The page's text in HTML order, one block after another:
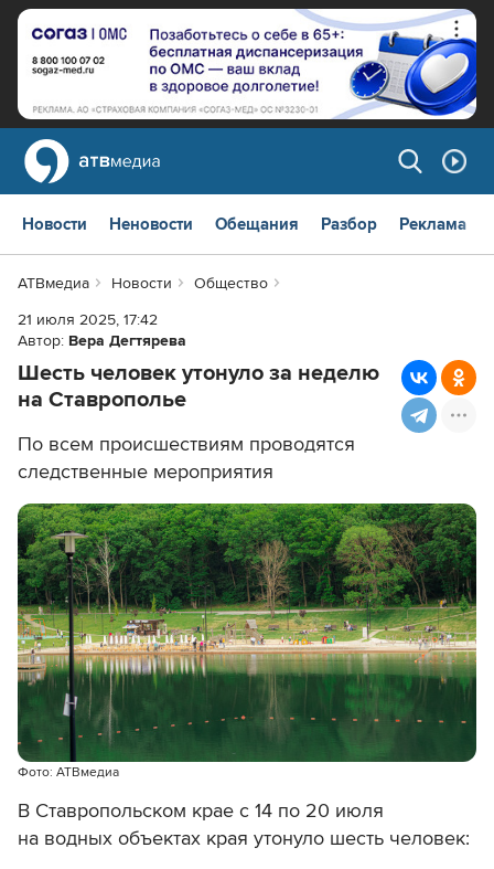
Новости Неновости Обещания Разбор Реклама
АТВмедиа Новости
Общество
21 июля 2025, 17:42
Автор: Вера Дегтярева
Шесть человек утонуло за неделю
на Ставрополье
По всем происшествиям проводятся
следственные мероприятия
Фото: АТВмедиа
В Ставропольском крае с 14 по 20 июля
на водных объектах края утонуло шесть человек: